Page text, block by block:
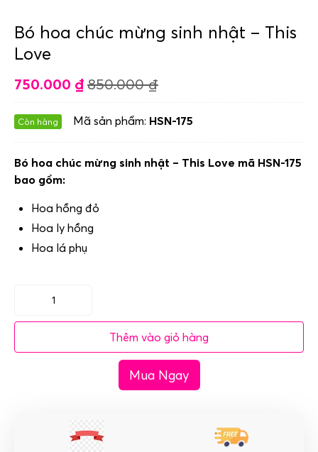
Bó hoa chúc mừng sinh nhật – This
Love
750.000 ₫ 850.000₫
Còn hàng Mã sản phẩm: HSN-175
Bó hoa chúc mừng sinh nhật – This Love mã HSN-175
bao gồm:
Hoa hồng đỏ
Hoa ly hồng
Hoa lá phụ
Bó
hoa
Love
Thêm vào giỏ hàng
Mua Ngay